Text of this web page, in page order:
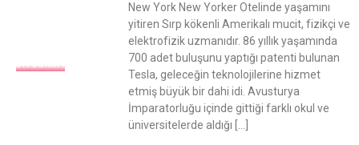
BIYOGRAFI
New York New Yorker Otelinde yaşamını
yitiren Sırp kökenli Amerikalı mucit, fizikçi ve
elektrofizik uzmanıdır. 86 yıllık yaşamında
700 adet buluşunu yaptığı patenti bulunan
Tesla, geleceğin teknolojilerine hizmet
etmiş büyük bir dahi idi. Avusturya
İmparatorluğu içinde gittiği farklı okul ve
üniversitelerde aldığı […]